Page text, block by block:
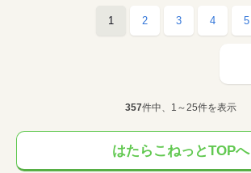
1 2 3 4 5
357件中、1～25件を表示
はたらこねっとTOPへ